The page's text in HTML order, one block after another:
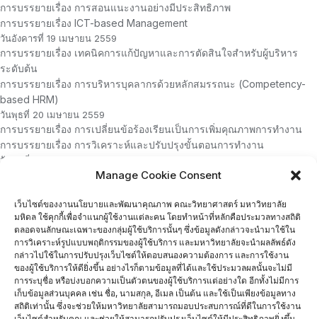
Manage Cookie Consent
เว็บไซต์ของงานนโยบายและพัฒนาคุณภาพ คณะวิทยาศาสตร์ มหาวิทยาลัย
มหิดล ใช้คุกกี้เพื่อจำแนกผู้ใช้งานแต่ละคน โดยทำหน้าที่หลักคือประมวลทางสถิติ
ตลอดจนลักษณะเฉพาะของกลุ่มผู้ใช้บริการนั้นๆ ซึ่งข้อมูลดังกล่าวจะนำมาใช้ใน
การวิเคราะห์รูปแบบพฤติกรรมของผู้ใช้บริการ และมหาวิทยาลัยจะนำผลลัพธ์ดัง
กล่าวไปใช้ในการปรับปรุงเว็บไซต์ให้ตอบสนองความต้องการ และการใช้งาน
ของผู้ใช้บริการให้ดียิ่งขึ้น อย่างไรก็ตามข้อมูลที่ได้และใช้ประมวลผลนั้นจะไม่มี
การระบุชื่อ หรือบ่งบอกความเป็นตัวตนของผู้ใช้บริการแต่อย่างใด อีกทั้งไม่มีการ
เก็บข้อมูลส่วนบุคคล เช่น ชื่อ, นามสกุล, อีเมล เป็นต้น และใช้เป็นเพียงข้อมูลทาง
สถิติเท่านั้น ซึ่งจะช่วยให้มหาวิทยาลัยสามารถมอบประสบการณ์ที่ดีในการใช้งาน
การบรรยายเรื่อง การสอนแนะงานอย่างมีประสิทธิภาพ
การบรรยายเรื่อง ICT-based Management
วันอังคารที่ 19 เมษายน 2559
การบรรยายเรื่อง เทคนิคการแก้ปัญหาและการตัดสินใจสำหรับผู้บริหาร
ระดับต้น
การบรรยายเรื่อง การบริหารบุคลากรด้วยหลักสมรรถนะ (Competency-
based HRM)
วันพุธที่ 20 เมษายน 2559
การบรรยายเรื่อง การเปลี่ยนข้อร้องเรียนเป็นการเพิ่มคุณภาพการทำงาน
การบรรยายเรื่อง การวิเคราะห์และปรับปรุงขั้นตอนการทำงาน
วันพุธที่ 27 เมษายน 2559
การบรรยายเรื่อง จิตวิทยาการจูงใจคนต่างวัย
วันพฤหัสบดีที่ 28 เมษายน 2559
การบรรยายเรื่อง การยกระดับและพัฒนาคุณภาพมหาวิทยาลัยด้วยเกณฑ์
EdPEx
การบรรยายเรื่อง ทิศทางการบริหารมหาวิทยาลัยมหิดลเพื่อมุ่งสู่มหาวิทยาลัย
ระดับโลก โดยอธิการบดี มหาวิทยาลัยมหิดล
พิธีปิด
ค่าลงทะเบียน
ค่าลงทะเบียนคนละ 20,000 บาท